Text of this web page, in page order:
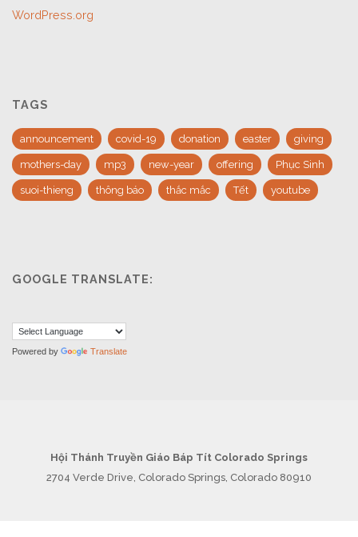
WordPress.org
TAGS
announcement covid-19 donation easter giving
mothers-day mp3 new-year offering Phục Sinh
suoi-thieng thông báo thắc mắc Tết youtube
GOOGLE TRANSLATE:
Powered by Translate
Hội Thánh Truyền Giáo Báp Tít Colorado Springs
2704 Verde Drive, Colorado Springs, Colorado 80910